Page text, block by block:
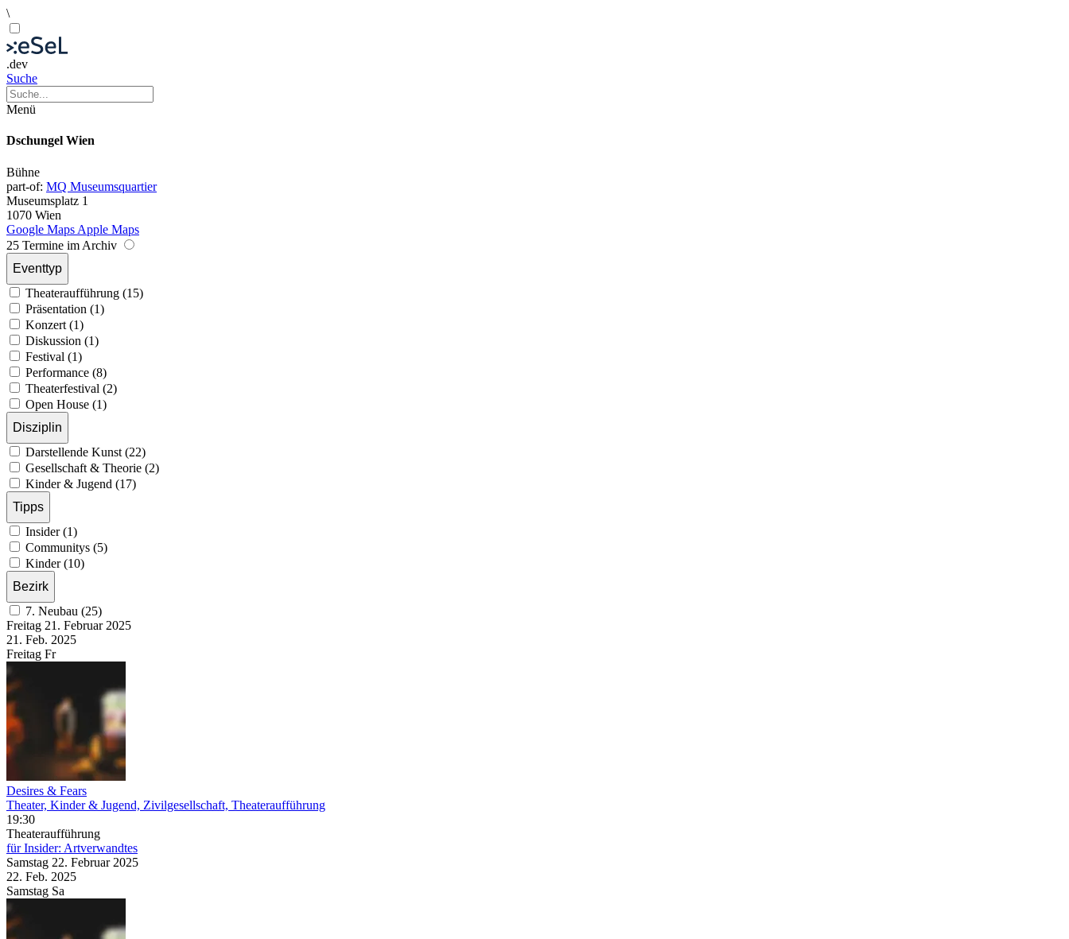
\
.dev
Suche
Menü
Dschungel Wien
Bühne
part-of: MQ Museumsquartier
Museumsplatz 1
1070 Wien
Google Maps Apple Maps
25 Termine im Archiv
Eventtyp
Theateraufführung (15)
Präsentation (1)
Konzert (1)
Diskussion (1)
Festival (1)
Performance (8)
Theaterfestival (2)
Open House (1)
Disziplin
Darstellende Kunst (22)
Gesellschaft & Theorie (2)
Kinder & Jugend (17)
Tipps
Insider (1)
Communitys (5)
Kinder (10)
Bezirk
7. Neubau (25)
Freitag 21. Februar 2025
21. Feb. 2025
Freitag Fr
Desires & Fears
Theater, Kinder & Jugend, Zivilgesellschaft, Theateraufführung
19:30
Theateraufführung
für Insider: Artverwandtes
Samstag 22. Februar 2025
22. Feb. 2025
Samstag Sa